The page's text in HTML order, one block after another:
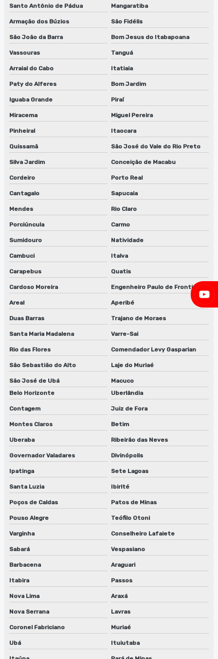
Fábrica de lavadora anilox
Fábrica de lavadora anilox em jundiaí
Fábrica de lavadora anilox em são paulo
Fábrica de máquina lavadora anilox
Fábrica de maquina lavadora anilox em jundiaí
Fábrica de máquina lavadora anilox em são paulo
Fábrica de máquina lavadora anilox em sp
Fábrica de sugador de refiles
Fábrica de sugador de refiles em jundiaí
Fábrica de sugador de refiles em sp
Fabricante de guilhotina para clichês
Fabricante de guilhotina para clichês em sp
Fabricante de lavadora de anilox
Fabricante de lavadora de clichê
Fabricante de máquina lavadora anilox
Fabricante de máquina lavadora anilox em jundiaí
Fabricante de máquina lavadora anilox em são paulo
Fornecedor de desengordurante
Fornecedor de desengordurante em sp
Fornecedor de desengraxante
Fornecedor de guilhotina para clichês em sp
Fornecedor de lavadora anilox
Fornecedor de lavadora de clichê
Fornecedor de sugador de refiles
Lavadora automática de anilox
Lavadora automática de clichê
Lavadora de peças industriais
Lavadoras anilox
Santo Antônio de Pádua Mangaratiba
Armação dos Búzios São Fidélis
São João da Barra Bom Jesus do Itabapoana
Vassouras Tanguá
Arraial do Cabo Itatiaia
Paty do Alferes Bom Jardim
Iguaba Grande Piraí
Miracema Miguel Pereira
Pinheiral Itaocara
Quissamã São José do Vale do Rio Preto
Silva Jardim Conceição de Macabu
Cordeiro Porto Real
Cantagalo Sapucaia
Mendes Rio Claro
Porciúncula Carmo
Sumidouro Natividade
Cambuci Italva
Carapebus Quatis
Cardoso Moreira Engenheiro Paulo de Frontin
Areal Aperibé
Duas Barras Trajano de Moraes
Santa Maria Madalena Varre-Sai
Rio das Flores Comendador Levy Gasparian
São Sebastião do Alto Laje do Muriaé
São José de Ubá
Macuco
Belo Horizonte
Uberlândia
Contagem Juiz de Fora
Montes Claros Betim
Uberaba Ribeirão das Neves
Governador Valadares Divinópolis
Ipatinga Sete Lagoas
Santa Luzia Ibirité
Poços de Caldas Patos de Minas
Pouso Alegre Teófilo Otoni
Varginha Conselheiro Lafaiete
Sabará Vespasiano
Barbacena Araguari
Itabira Passos
Nova Lima Araxá
Nova Serrana Lavras
Coronel Fabriciano Muriaé
Ubá Ituiutaba